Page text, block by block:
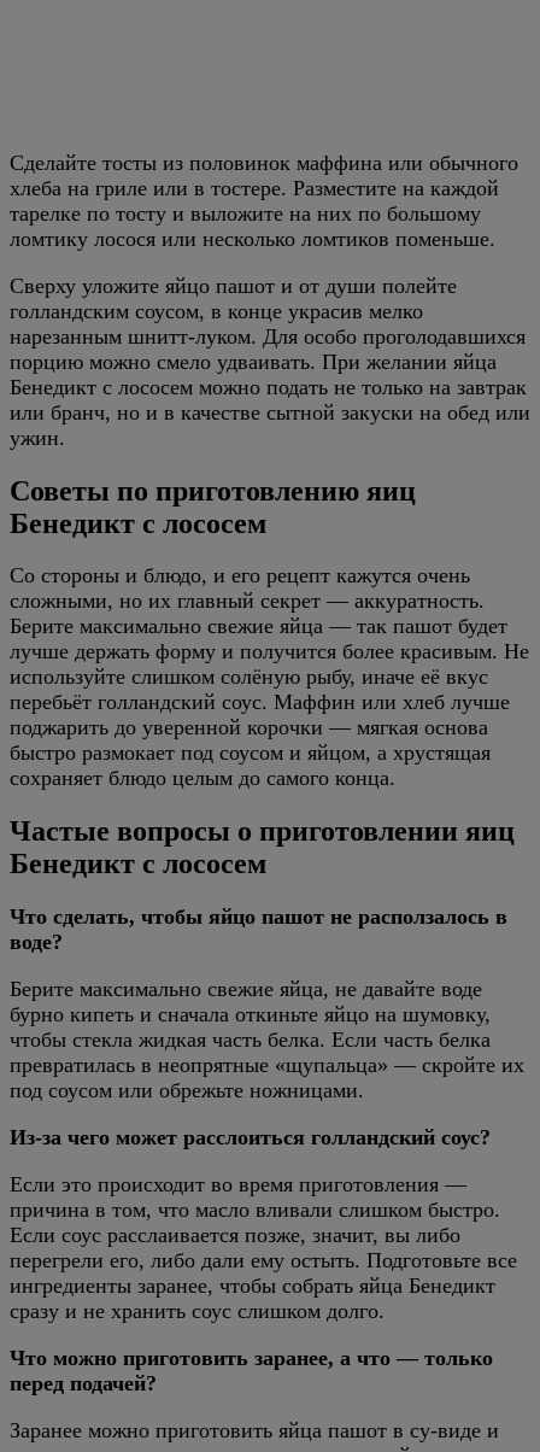
Сделайте тосты из половинок маффина или обычного
хлеба на гриле или в тостере. Разместите на каждой
тарелке по тосту и выложите на них по большому
ломтику лосося или несколько ломтиков поменьше.
Сверху уложите яйцо пашот и от души полейте
голландским соусом, в конце украсив мелко
нарезанным шнитт-луком. Для особо проголодавшихся
порцию можно смело удваивать. При желании яйца
Бенедикт с лососем можно подать не только на завтрак
или бранч, но и в качестве сытной закуски на обед или
ужин.
Советы по приготовлению яиц
Бенедикт с лососем
Со стороны и блюдо, и его рецепт кажутся очень
сложными, но их главный секрет — аккуратность.
Берите максимально свежие яйца — так пашот будет
лучше держать форму и получится более красивым. Не
используйте слишком солёную рыбу, иначе её вкус
перебьёт голландский соус. Маффин или хлеб лучше
поджарить до уверенной корочки — мягкая основа
быстро размокает под соусом и яйцом, а хрустящая
сохраняет блюдо целым до самого конца.
Частые вопросы о приготовлении яиц
Бенедикт с лососем
Что сделать, чтобы яйцо пашот не расползалось в
воде?
Берите максимально свежие яйца, не давайте воде
бурно кипеть и сначала откиньте яйцо на шумовку,
чтобы стекла жидкая часть белка. Если часть белка
превратилась в неопрятные «щупальца» — скройте их
под соусом или обрежьте ножницами.
Из-за чего может расслоиться голландский соус?
Если это происходит во время приготовления —
причина в том, что масло вливали слишком быстро.
Если соус расслаивается позже, значит, вы либо
перегрели его, либо дали ему остыть. Подготовьте все
ингредиенты заранее, чтобы собрать яйца Бенедикт
сразу и не хранить соус слишком долго.
Что можно приготовить заранее, а что — только
перед подачей?
Заранее можно приготовить яйца пашот в су-виде и